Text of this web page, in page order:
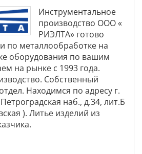
Инструментальное
производство ООО «
РИЭЛТА» готово
по металлообработке на
оборудования по вашим
на рынке с 1993 года.
Собственный
Находимся по адресу г.
наб., д.34, лит.Б
). Литье изделий из